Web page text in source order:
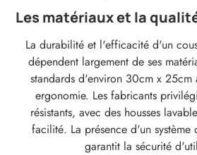
Les matériaux et la
La durabilité et l'efficacité d'un
dépendent largement de ses
standards d'environ 30cm x 25cm
ergonomie. Les fabricants
résistants, avec des housses
facilité. La présence d'un système
garantit la sécurité